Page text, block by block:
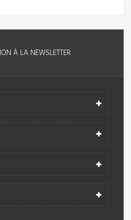
À LA NEWSLETTER